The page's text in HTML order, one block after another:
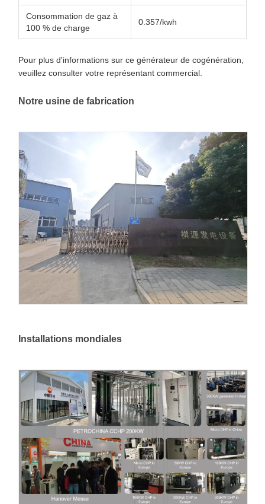
Consommation de gaz à
100 % de charge
0.357/kwh
Pour plus d'informations sur ce générateur de cogénération,
veuillez consulter votre représentant commercial.
Notre usine de fabrication
Installations mondiales